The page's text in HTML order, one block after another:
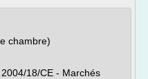
chambre)
18/CE - Marchés